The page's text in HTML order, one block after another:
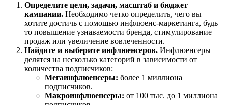
Определите цели, задачи, масштаб и бюджет
кампании. Необходимо четко определить, чего вы
хотите достичь с помощью инфлюенс-маркетинга, будь
то повышение узнаваемости бренда, стимулирование
продаж или увеличение вовлеченности.
Найдите и выберите инфлюенсеров. Инфлюенсеры
делятся на несколько категорий в зависимости от
количества подписчиков:
Мегаинфлюенсеры: более 1 миллиона
подписчиков.
Макроинфлюенсеры: от 100 тыс. до 1 миллиона